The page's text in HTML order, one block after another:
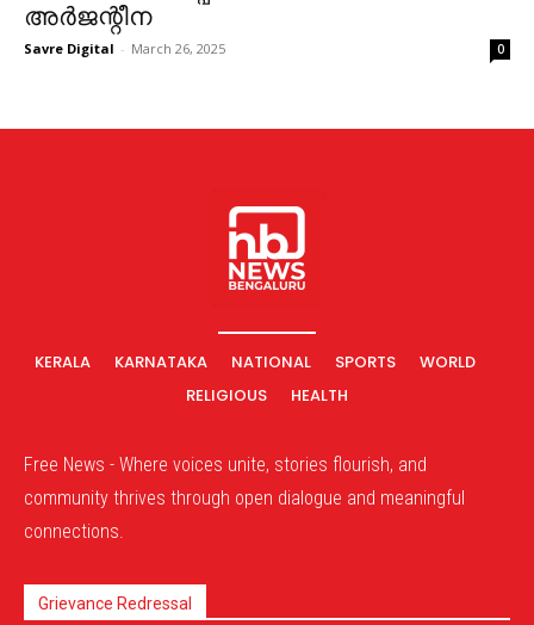
അര്‍ജന്റീന
Savre Digital - March 26, 2025 0
KERALA KARNATAKA NATIONAL SPORTS
WORLD
RELIGIOUS
HEALTH
Free News - Where voices unite, stories flourish, and
community thrives through open dialogue and meaningful
connections.
Grievance Redressal